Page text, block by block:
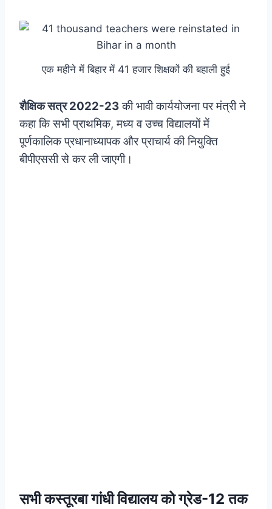
एक महीने में बिहार में 41 हजार शिक्षकों की बहाली हुई
शैक्षिक सत्र 2022-23की भावी कार्ययोजना पर मंत्री ने
कहा कि सभी प्राथमिक, मध्य व उच्च विद्यालयों में
पूर्णकालिक प्रधानाध्यापक और प्राचार्य की नियुक्ति
बीपीएससी से कर ली जाएगी।
सभी कस्तूरबा गांधी विद्यालय को ग्रेड-12 तक